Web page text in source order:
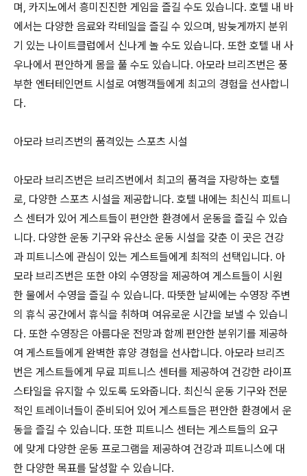
며, 카지노에서 흥미진진한 게임을 즐길 수도 있습니다. 호텔 내 바
에서는 다양한 음료와 칵테일을 즐길 수 있으며, 밤늦게까지 분위
기 있는 나이트클럽에서 신나게 놀 수도 있습니다. 또한 호텔 내 사
우나에서 편안하게 몸을 풀 수도 있습니다. 아모라 브리즈번은 풍
부한 엔터테인먼트 시설로 여행객들에게 최고의 경험을 선사합니
다.
아모라 브리즈번의 품격있는 스포츠 시설
아모라 브리즈번은 브리즈번에서 최고의 품격을 자랑하는 호텔
로, 다양한 스포츠 시설을 제공합니다. 호텔 내에는 최신식 피트니
스 센터가 있어 게스트들이 편안한 환경에서 운동을 즐길 수 있습
니다. 다양한 운동 기구와 유산소 운동 시설을 갖춘 이 곳은 건강
과 피트니스에 관심이 있는 게스트들에게 최적의 선택입니다. 아
모라 브리즈번은 또한 야외 수영장을 제공하여 게스트들이 시원
한 물에서 수영을 즐길 수 있습니다. 따뜻한 날씨에는 수영장 주변
의 휴식 공간에서 휴식을 취하며 여유로운 시간을 보낼 수 있습니
다. 또한 수영장은 아름다운 전망과 함께 편안한 분위기를 제공하
여 게스트들에게 완벽한 휴양 경험을 선사합니다. 아모라 브리즈
번은 게스트들에게 무료 피트니스 센터를 제공하여 건강한 라이프
스타일을 유지할 수 있도록 도와줍니다. 최신식 운동 기구와 전문
적인 트레이너들이 준비되어 있어 게스트들은 편안한 환경에서 운
동을 즐길 수 있습니다. 또한 피트니스 센터는 게스트들의 요구
에 맞게 다양한 운동 프로그램을 제공하여 건강과 피트니스에 대
한 다양한 목표를 달성할 수 있습니다.